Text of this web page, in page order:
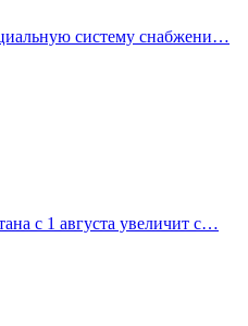
систему снабжени…
с 1 августа увеличит с…